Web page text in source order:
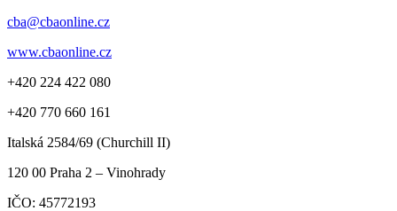
cba@cbaonline.cz
www.cbaonline.cz
+420 224 422 080
+420 770 660 161
Italská 2584/69 (Churchill II)
120 00 Praha 2 – Vinohrady
IČO: 45772193